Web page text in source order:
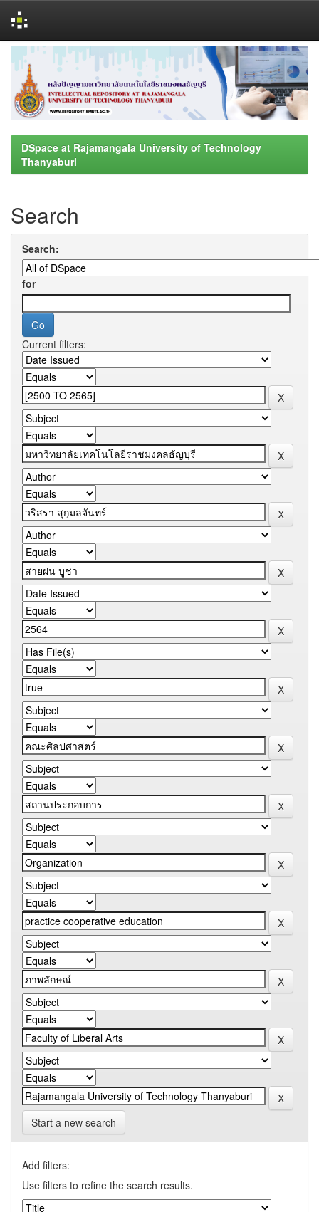
navigation
DSpace at Rajamangala University of Technology
Thanyaburi
Search
Search:
for
Current filters:
Start a new search
Add filters:
Use filters to refine the search results.